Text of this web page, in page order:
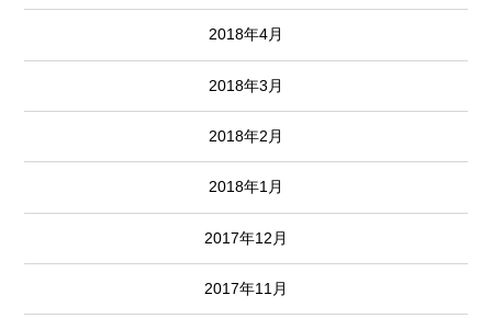
2018年4月
2018年3月
2018年2月
2018年1月
2017年12月
2017年11月